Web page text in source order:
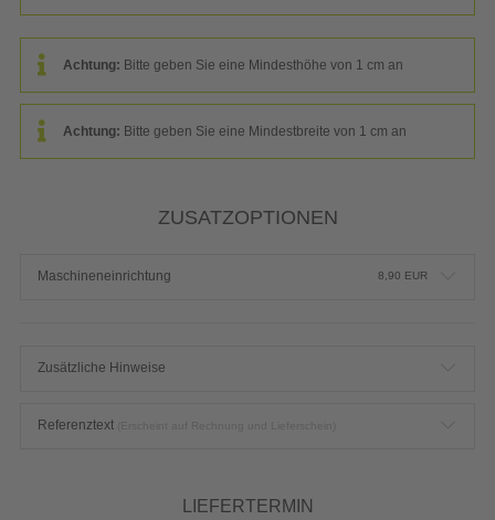
Achtung: Bitte geben Sie eine Mindesthöhe von 1 cm an
Achtung: Bitte geben Sie eine Mindestbreite von 1 cm an
ZUSATZOPTIONEN
Maschineneinrichtung 8,90 EUR
Zusätzliche Hinweise
Referenztext
LIEFERTERMIN